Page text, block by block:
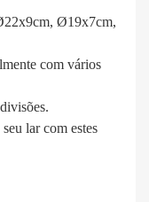
Ø19x7cm,
com vários
lar com estes